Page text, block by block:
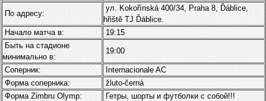
По адресу:
ул. Kokořínská 400/34, Praha 8, Ďáblice,
hřiště TJ Ďáblice.
Начало матча в:
19:15
Быть на стадионе
минимально в:
19:00
Соперник:
Internacionale AC
Форма соперника:
žluto-černá
Форма Zimbru Olymp:
Гетры, шорты и футболки с собой!!!